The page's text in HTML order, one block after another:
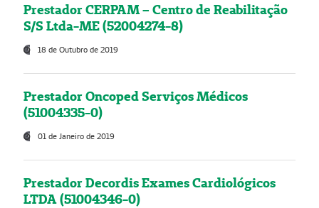
Prestador CERPAM – Centro de Reabilitação
S/S Ltda-ME (52004274-8)
18 de Outubro de 2019
Prestador Oncoped Serviços Médicos
(51004335-0)
01 de Janeiro de 2019
Prestador Decordis Exames Cardiológicos
LTDA (51004346-0)